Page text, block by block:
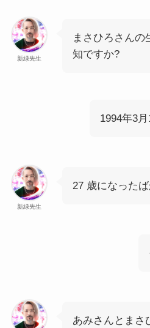
新緑先生
まさひろさんの
知ですか?
1994年3月
新緑先生
27 歳になったば
あみさんとまさ